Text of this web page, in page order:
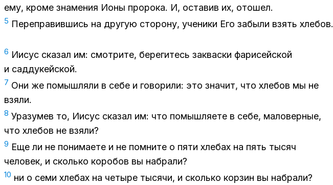
ему, кро­ме зна­ме­ния Ионы про­ро­ка. И, оста­вив их, ото­шел.
5 Пе­ре­пра­вив­шись на дру­гую сто­ро­ну, уче­ни­ки Его за­бы­ли взять хле­бов.
6 Иисус ска­зал им: смот­ри­те, бе­ре­ги­тесь за­квас­ки фа­ри­сей­ской
и сад­ду­кей­ской.
7 Они же по­мыш­ля­ли в себе и го­во­ри­ли: это зна­чит, что хле­бов мы не
взя­ли.
8 Ура­зу­мев то, Иисус ска­зал им: что по­мыш­ля­е­те в себе, ма­ло­вер­ные,
что хле­бов не взя­ли?
9 Еще ли не по­ни­ма­е­те и не помни­те о пяти хле­бах на пять ты­сяч
че­ло­век, и сколь­ко ко­ро­бов вы на­бра­ли?
10 ни о семи хле­бах на че­ты­ре ты­ся­чи, и сколь­ко кор­зин вы на­бра­ли?